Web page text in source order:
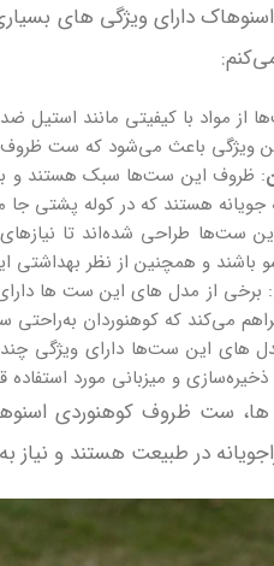
دارای ویژگی‌ های
از مواد با کیفیتی مانند استیل ضد
ویژگی باعث می‌شود که ست
: ظروف این ست‌ها سبک هستند و به
هستند که در کوله‌ پشتی جا
ست‌ها طراحی شده‌اند تا
باشند و همچنین از نظر بهداشتی
: برخی از مدل‌ های این ست‌ ها
می‌کند که کوهنوردان
های این ست‌ها دارای ویژگی
و میزبانی مورد استفاده
ها، ست ظروف کوهنوردی
در طبیعت هستند و نیاز